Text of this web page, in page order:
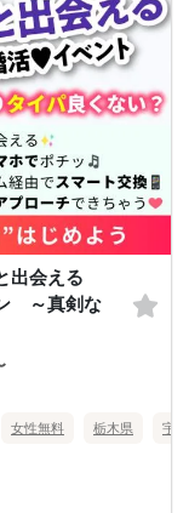
出会える
～真剣な
女性無料 栃木県 宇